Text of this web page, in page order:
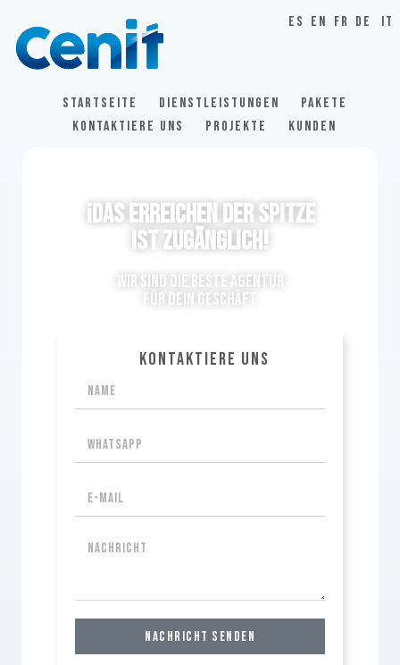
STARTSEITE DIENSTLEISTUNGEN
PAKETE
KONTAKTIERE UNS
PROJEKTE KUNDEN
DE
FR
EN
ES IT
¡Das Erreichen der Spitze
IST ZUGÄNGLICH!
Wir sind die beste Agentur
für dein Geschäft
KONTAKTIERE UNS
Nachricht senden